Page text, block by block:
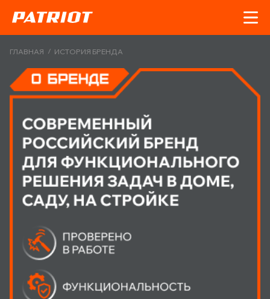
ГЛАВНАЯ / ИСТОРИЯ БРЕНДА